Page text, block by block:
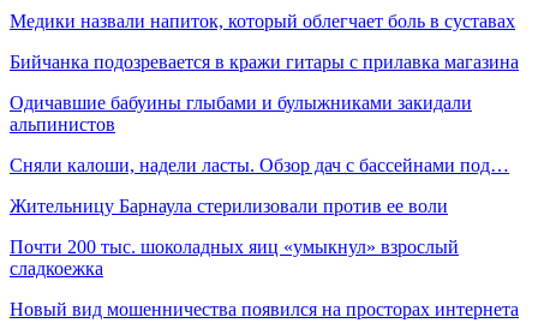
Медики назвали напиток, который облегчает боль в суставах
Бийчанка подозревается в кражи гитары с прилавка магазина
Одичавшие бабуины глыбами и булыжниками закидали
альпинистов
Сняли калоши, надели ласты. Обзор дач с бассейнами под…
Жительницу Барнаула стерилизовали против ее воли
Почти 200 тыс. шоколадных яиц «умыкнул» взрослый
сладкоежка
Новый вид мошенничества появился на просторах интернета